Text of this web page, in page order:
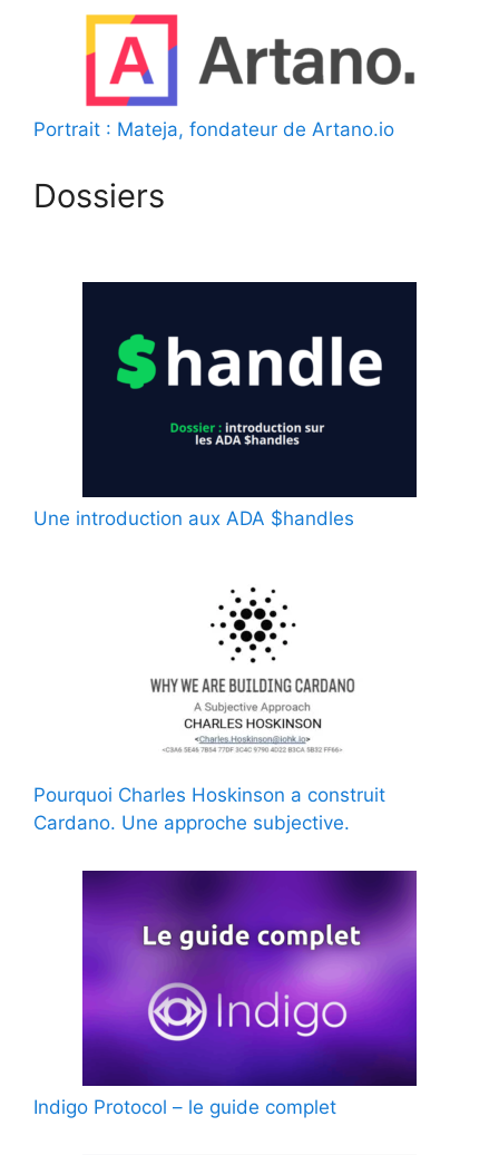
Portrait : Mateja, fondateur de Artano.io
Dossiers
Une introduction aux ADA $handles
Pourquoi Charles Hoskinson a construit
Cardano. Une approche subjective.
Indigo Protocol – le guide complet